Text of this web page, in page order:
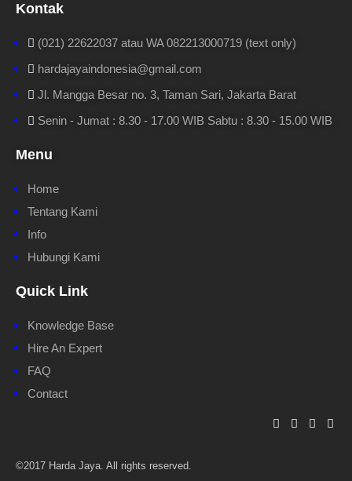
Kontak
(021) 22622037 atau WA 082213000719 (text only)
hardajayaindonesia@gmail.com
Jl. Mangga Besar no. 3, Taman Sari, Jakarta Barat
Senin - Jumat : 8.30 - 17.00 WIB Sabtu : 8.30 - 15.00 WIB
Menu
Home
Tentang Kami
Info
Hubungi Kami
Quick Link
Knowledge Base
Hire An Expert
FAQ
Contact
©2017 Harda Jaya. All rights reserved.